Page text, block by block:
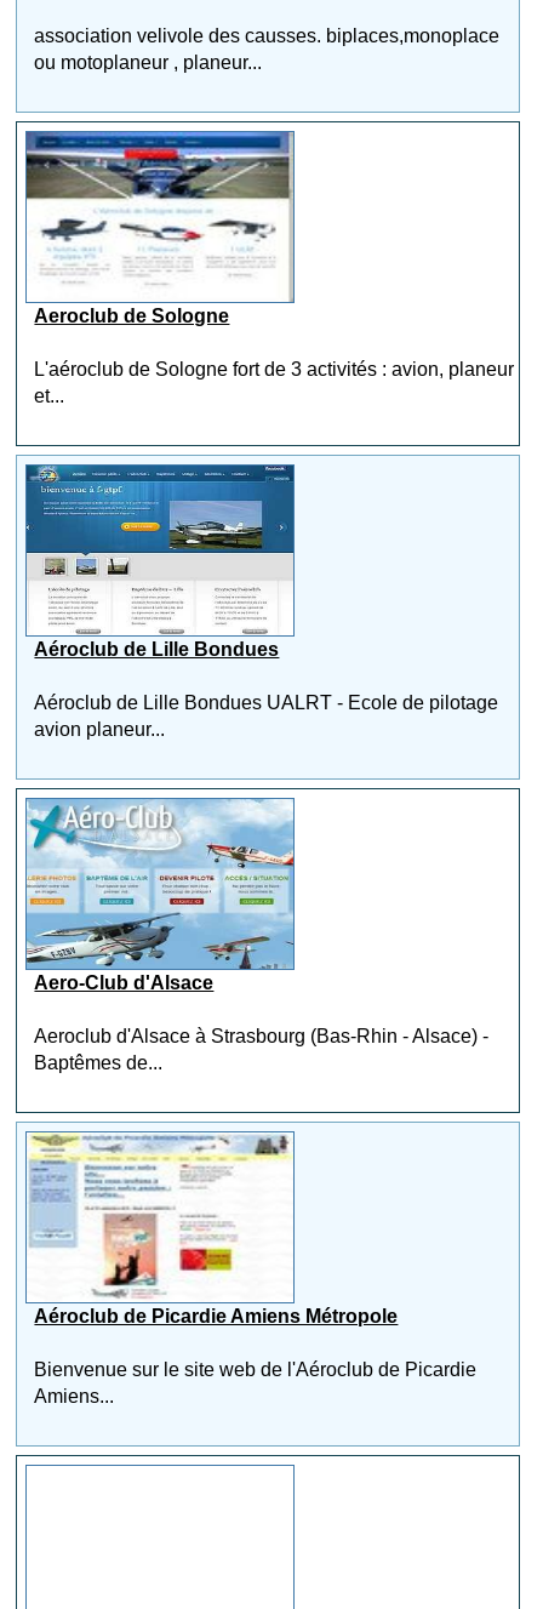
association velivole des causses. biplaces,monoplace
ou motoplaneur , planeur...
Aeroclub de Sologne
L'aéroclub de Sologne fort de 3 activités : avion, planeur
et...
Aéroclub de Lille Bondues
Aéroclub de Lille Bondues UALRT - Ecole de pilotage
avion planeur...
Aero-Club d'Alsace
Aeroclub d'Alsace à Strasbourg (Bas-Rhin - Alsace) -
Baptêmes de...
Aéroclub de Picardie Amiens Métropole
Bienvenue sur le site web de l'Aéroclub de Picardie
Amiens...